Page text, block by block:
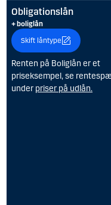
Obligationslån
+ boliglån
Skift låntype
Renten på Boliglån er et
priseksempel, se
under priser på udlån.